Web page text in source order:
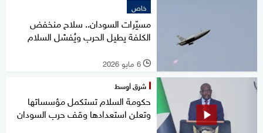
خاص
مسيّرات السودان.. سلاح منخفض
الكلفة يطيل الحرب ويُفشل السلام
l 6 مايو 2026
شرق أوسط
حكومة السلام تستكمل مؤسساتها
وتعلن استعدادها وقف حرب السودان